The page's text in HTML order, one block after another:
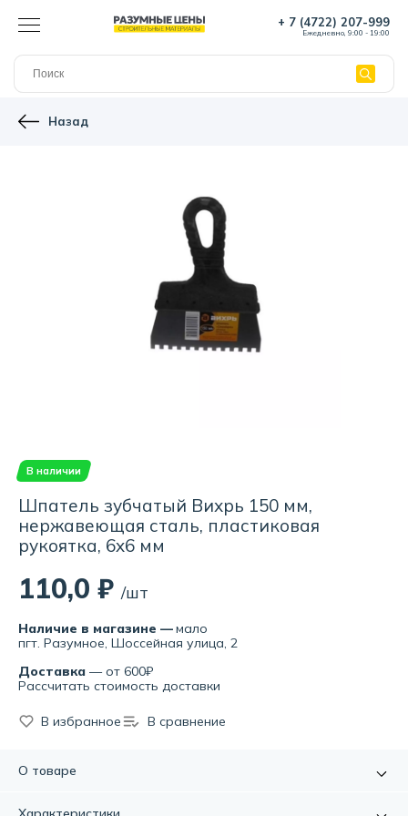
+ 7 (4722) 207-999
Ежедневно, 9:00 - 19:00
Назад
В наличии
Шпатель зубчатый Вихрь 150 мм,
нержавеющая сталь, пластиковая
рукоятка, 6x6 мм
110,0 ₽ /шт
Наличие в магазине —мало
пгт. Разумное, Шоссейная улица, 2
Доставка — от 600₽
Рассчитать стоимость доставки
В избранное В сравнение
О товаре